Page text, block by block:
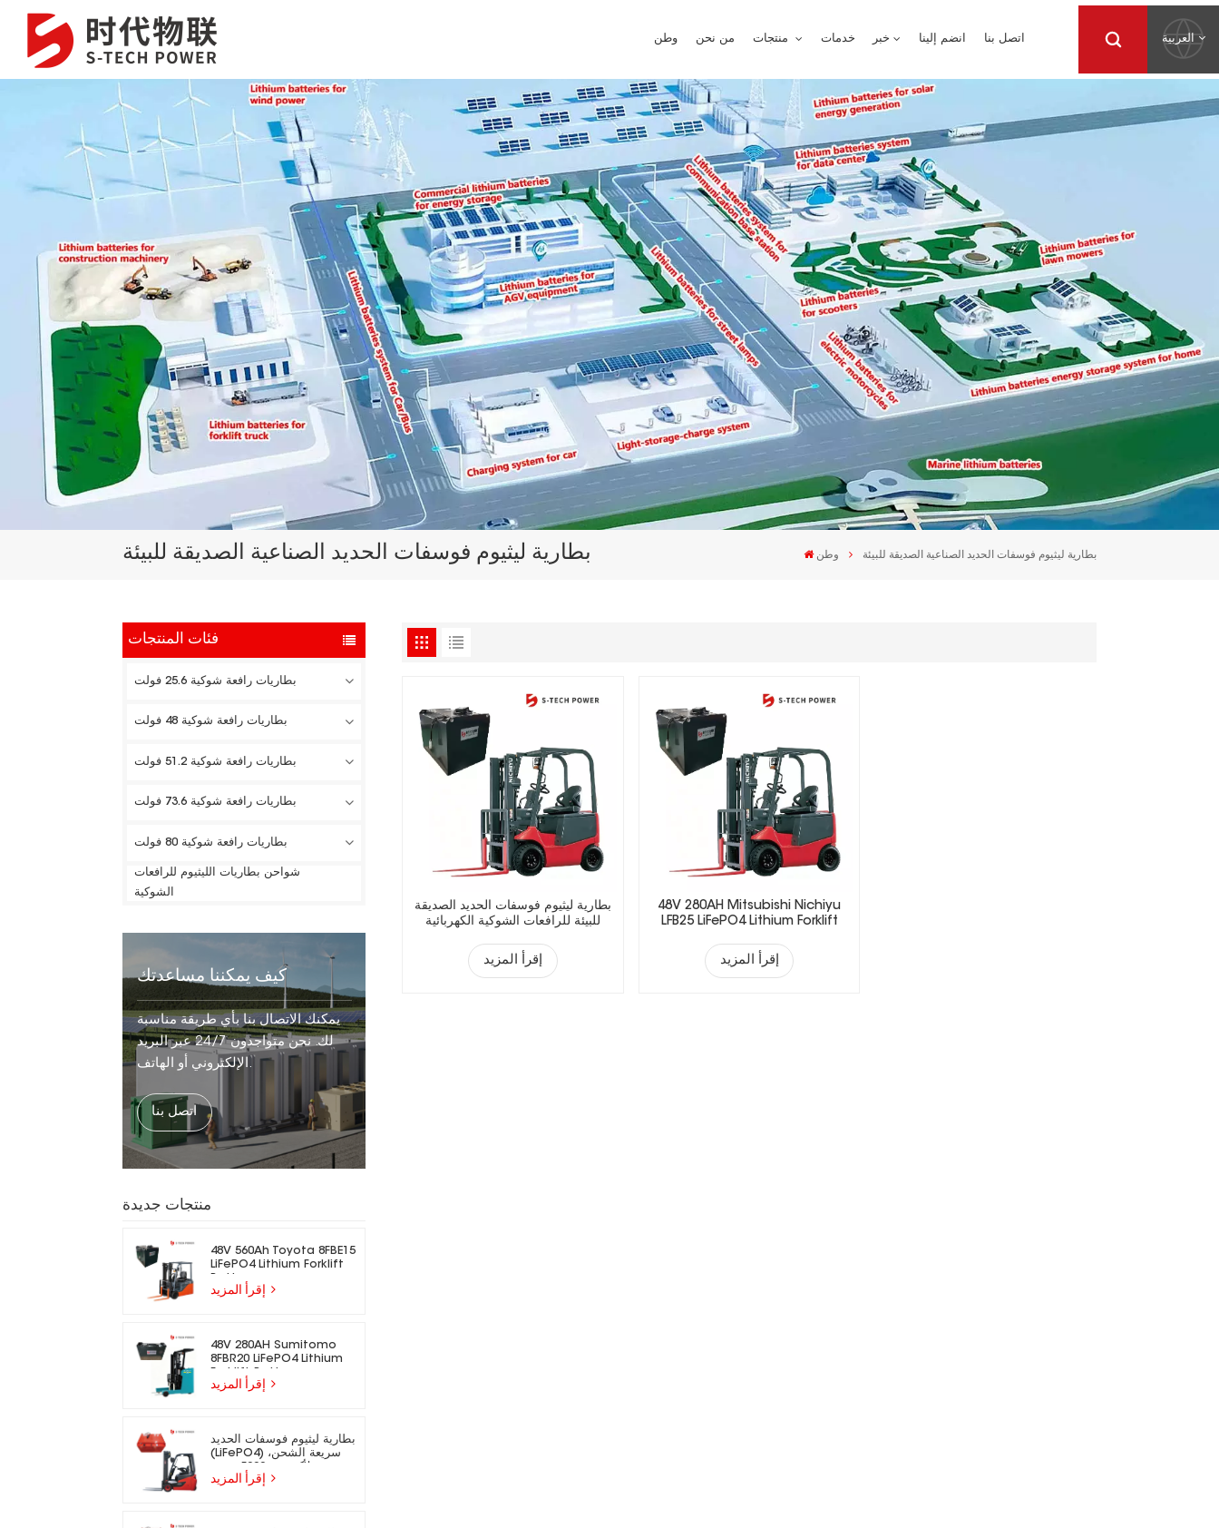
وطن من نحن خدمات خبر انضم إلينا اتصل بنا العربية
بطارية ليثيوم فوسفات الحديد الصناعية الصديقة للبيئة وطن بطارية ليثيوم فوسفات الحديد الصناعية الصديقة للبيئة
فئات المنتجات
بطاريات رافعة شوكية 25.6 فولت
بطاريات رافعة شوكية 48 فولت
بطاريات رافعة شوكية 51.2 فولت
بطاريات رافعة شوكية 73.6 فولت
بطاريات رافعة شوكية 80 فولت
شواحن بطاريات الليثيوم للرافعات
الشوكية
كيف يمكننا مساعدتك
يمكنك الاتصال بنا بأي طريقة مناسبة
لك. نحن متواجدون 24/7 عبر البريد
الإلكتروني أو الهاتف.
اتصل بنا
منتجات جديدة
48V 560Ah Toyota 8FBE15
LiFePO4 Lithium Forklift
48V 280AH Sumitomo
8FBR20 LiFePO4 Lithium
بطارية ليثيوم فوسفات الحديد
(LiFePO4) سريعة الشحن،
مناسبة للرافعات الشوكية
بطارية ليثيوم فوسفات الحديد الصديقة
للبيئة للرافعات الشوكية الكهربائية
إقرأ المزيد
48V 280AH Mitsubishi Nichiyu
LFB25 LiFePO4 Lithium Forklift
إقرأ المزيد